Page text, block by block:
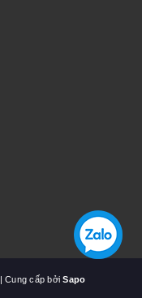
| Cung cấp bởiSapo